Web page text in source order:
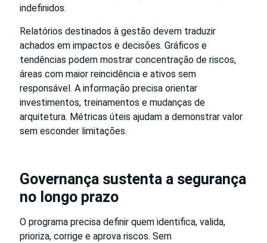
indefinidos.
Relatórios destinados à gestão devem traduzir
achados em impactos e decisões. Gráficos e
tendências podem mostrar concentração de riscos,
áreas com maior reincidência e ativos sem
responsável. A informação precisa orientar
investimentos, treinamentos e mudanças de
arquitetura. Métricas úteis ajudam a demonstrar valor
sem esconder limitações.
Governança sustenta a segurança
no longo prazo
O programa precisa definir quem identifica, valida,
prioriza, corrige e aprova riscos. Sem